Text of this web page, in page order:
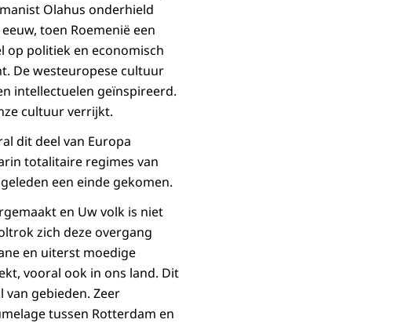
Olahus onderhield
toen Roemenië een
op politiek en economisch
De westeuropese cultuur
intellectuelen geïnspireerd.
cultuur verrijkt.
dit deel van Europa
totalitaire regimes van
een einde gekomen.
en Uw volk is niet
zich deze overgang
en uiterst moedige
vooral ook in ons land. Dit
gebieden. Zeer
tussen Rotterdam en